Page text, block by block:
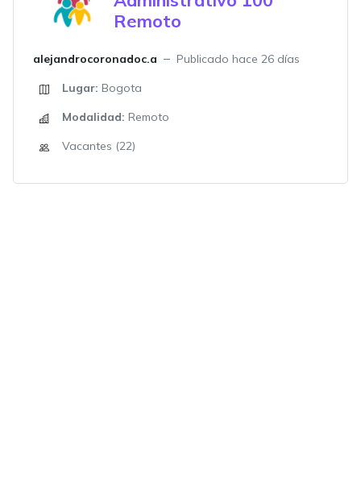
Remoto
alejandrocoronadoc.a
Publicado hace 26 días
Lugar: Bogota
Modalidad: Remoto
Vacantes (22)